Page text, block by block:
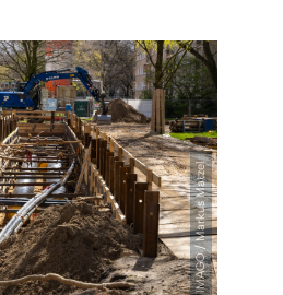
IMAGO / Markus Matzel